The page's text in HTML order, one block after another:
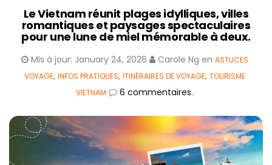
Le Vietnam réunit plages idylliques, villes
romantiques et paysages spectaculaires
pour une lune de miel mémorable à deux.
Mis à jour: January 24, 2026 Carole Ng en ASTUCES
VOYAGE, INFOS PRATIQUES, ITINÉRAIRES DE VOYAGE, TOURISME
VIETNAM
6 commentaires.